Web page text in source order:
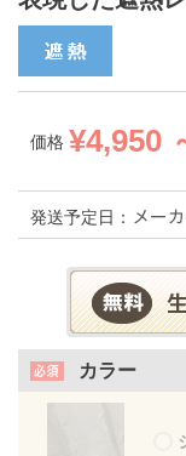
価格 ¥4,950
発送予定日：
カラー